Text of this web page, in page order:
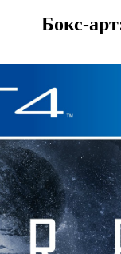
Бокс-